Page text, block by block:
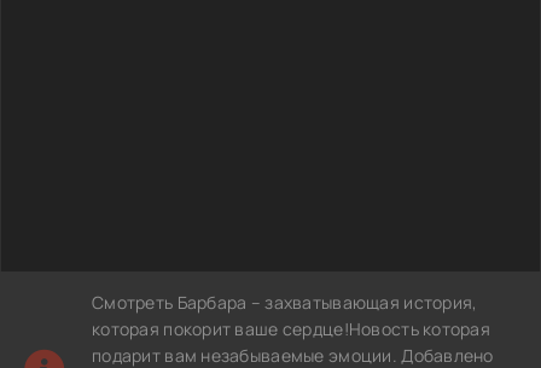
Смотреть Барбара – захватывающая история,
которая покорит ваше сердце!Новость которая
подарит вам незабываемые эмоции. Добавлено